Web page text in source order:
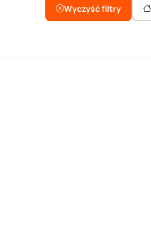
Wyczyść filtry